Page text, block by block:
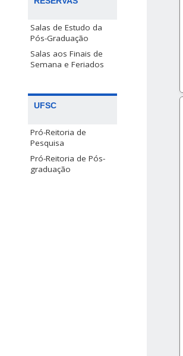
Salas de Estudo da
Pós-Graduação
Salas aos Finais de
Semana e Feriados
UFSC
Pró-Reitoria de
Pesquisa
Pró-Reitoria de Pós-
graduação